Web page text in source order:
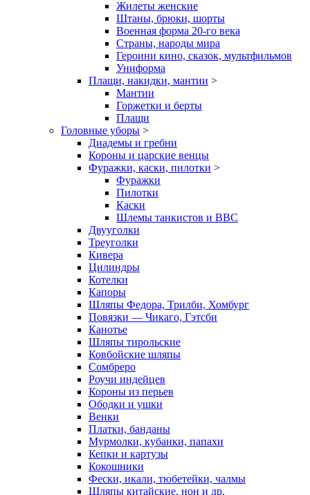
Жилеты женские
Штаны, брюки, шорты
Военная форма 20-го века
Страны, народы мира
Героини кино, сказок, мультфильмов
Униформа
Плащи, накидки, мантии >
Мантии
Горжетки и берты
Плащи
Головные уборы >
Диадемы и гребни
Короны и царские венцы
Фуражки, каски, пилотки >
Фуражки
Пилотки
Каски
Шлемы танкистов и ВВС
Двууголки
Треуголки
Кивера
Цилиндры
Котелки
Капоры
Шляпы Федора, Трилби, Хомбург
Повязки — Чикаго, Гэтсби
Канотье
Шляпы тирольские
Ковбойские шляпы
Сомбреро
Роучи индейцев
Короны из перьев
Ободки и ушки
Венки
Платки, банданы
Мурмолки, кубанки, папахи
Кепки и картузы
Кокошники
Фески, икали, тюбетейки, чалмы
Шляпы китайские, нон и др.